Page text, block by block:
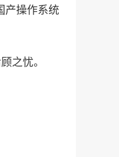
产操作系统
之忧。